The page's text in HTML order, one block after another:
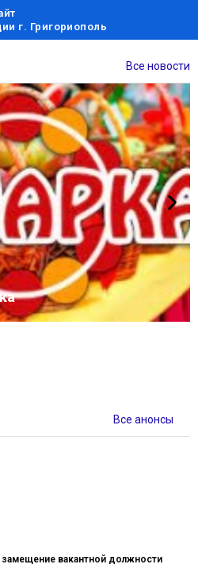
г. Григориополь
Все новости
Все анонсы
вакантной должности